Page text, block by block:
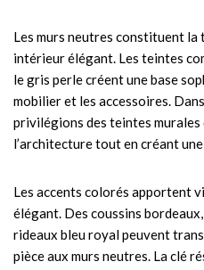
Les murs neutres constituent
intérieur élégant. Les teintes
le gris perle créent une base
mobilier et les accessoires.
privilégions des teintes
l’architecture tout en créant
Les accents colorés apportent
élégant. Des coussins
rideaux bleu royal peuvent
pièce aux murs neutres. La clé